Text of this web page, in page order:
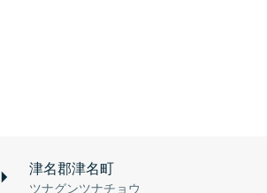
津名郡津名町
ツナグンツナチョウ